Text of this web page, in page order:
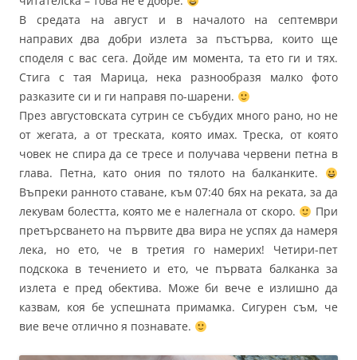
В средата на август и в началото на септември
направих два добри излета за пъстърва, които ще
споделя с вас сега. Дойде им момента, та ето ги и тях.
Стига с тая Марица, нека разнообразя малко фото
разказите си и ги направя по-шарени.
През августовската сутрин се събудих много рано, но не
от жегата, а от треската, която имах. Треска, от която
човек не спира да се тресе и получава червени петна в
глава. Петна, като ония по тялото на балканките.
Въпреки ранното ставане, към 07:40 бях на реката, за да
лекувам болестта, която ме е налегнала от скоро.
При
претърсването на първите два вира не успях да намеря
лека, но ето, че в третия го намерих! Четири-пет
подскока в течението и ето, че първата балканка за
излета е пред обектива. Може би вече е излишно да
казвам, коя бе успешната примамка. Сигурен съм, че
вие вече отлично я познавате.